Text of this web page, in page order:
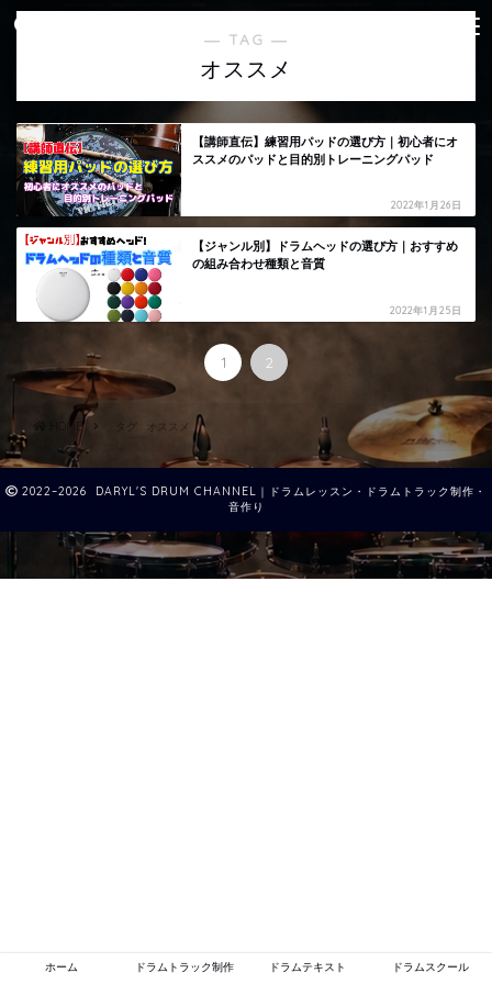
― TAG ―
オススメ
【講師直伝】練習用パッドの選び方｜初心者にオ
ススメのパッドと目的別トレーニングパッド
2022年1月26日
【ジャンル別】ドラムヘッドの選び方｜おすすめ
の組み合わせ種類と音質
2022年1月25日
1 2
HOME タグ : オススメ
2022–2026 DARYL'S DRUM CHANNEL｜ドラムレッスン・ドラムトラック制作・
音作り
ホーム ドラムトラック制作 ドラムテキスト ドラムスクール